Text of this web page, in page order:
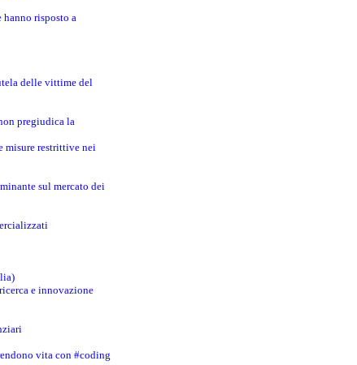
risposto a
delle vittime del
pregiudica la
misure restrittive nei
sul mercato dei
e innovazione
vita con #coding